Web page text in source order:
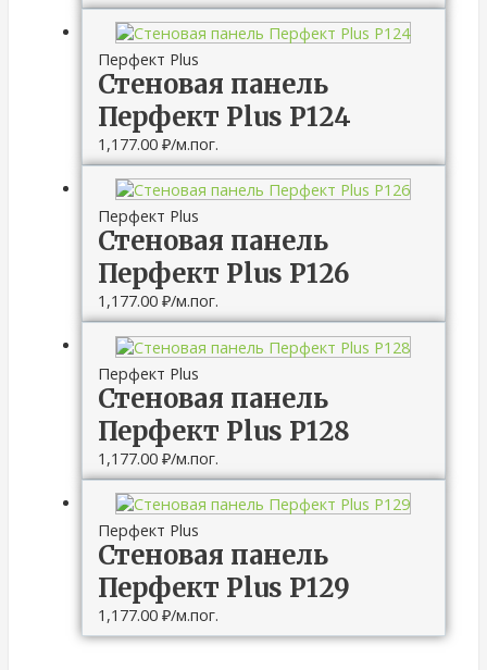
Перфект Plus
Стеновая панель
Перфект Plus P124
1,177.00 ₽/м.пог.
Перфект Plus
Стеновая панель
Перфект Plus P126
1,177.00 ₽/м.пог.
Перфект Plus
Стеновая панель
Перфект Plus P128
1,177.00 ₽/м.пог.
Перфект Plus
Стеновая панель
Перфект Plus P129
1,177.00 ₽/м.пог.